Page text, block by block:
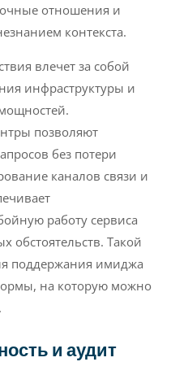
отношения и
контекста.
влечет за собой
инфраструктуры и
позволяют
без потери
каналов связи и
работу сервиса
обстоятельств. Такой
поддержания имиджа
на которую можно
и аудит